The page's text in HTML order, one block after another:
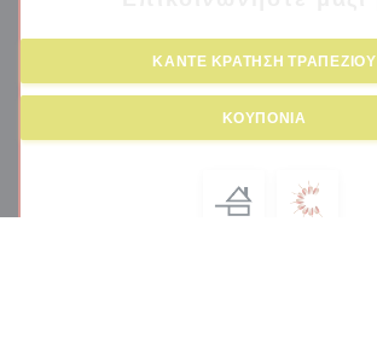
ΚΆΝΤΕ ΚΡΆΤΗΣΗ ΤΡΑΠΕΖΙΟΎ
ΚΟΥΠΌΝΙΑ